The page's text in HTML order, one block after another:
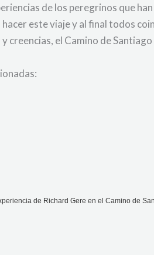
de los peregrinos que
este viaje y al final todos
creencias, el Camino de
de Richard Gere en el Camino de